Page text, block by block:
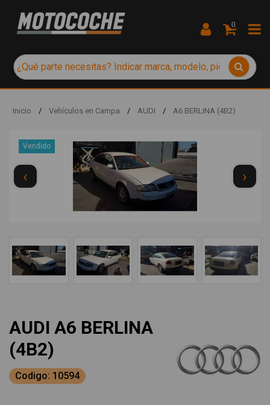
0
Inicio / Vehículos en Campa / AUDI / A6 BERLINA (4B2)
Vendido
‹ ›
AUDI A6 BERLINA
(4B2)
Codigo: 10594